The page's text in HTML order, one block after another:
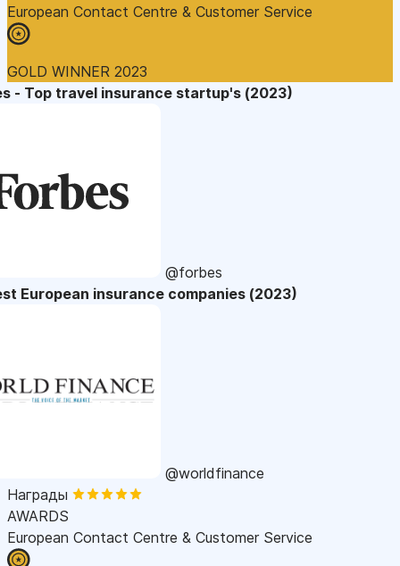
European Contact Centre & Customer Service
GOLD WINNER 2023
- Top travel insurance startup's (2023)
@forbes
European insurance companies (2023)
@worldfinance
Награды
AWARDS
European Contact Centre & Customer Service